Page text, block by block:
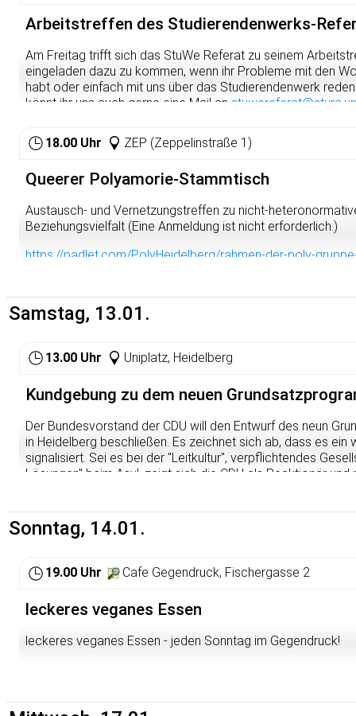
Arbeitstreffen des Studierendenwerks-
Am Freitag trifft sich das StuWe Referat zu seinem
eingeladen dazu zu kommen, wenn ihr Probleme mit den
habt oder einfach mit uns über das Studierendenwerk
könnt ihr uns auch gerne eine Mail an
strukturen/referate/studierendenwerk/
ausfüllen.
18.00 Uhr ZEP (Zeppelinstraße 1)
Queerer Polyamorie-Stammtisch
Austausch- und Vernetzungstreffen zu nicht-
Beziehungsvielfalt (Eine Anmeldung ist nicht erforderlich.)
https://padlet.com/PolyHeidelberg/rahmen-der-poly-
Samstag, 13.01.
13.00 Uhr Uniplatz, Heidelberg
Kundgebung zu dem neuen
Der Bundesvorstand der CDU will den Entwurf des neun
in Heidelberg beschließen. Es zeichnet sich ab, dass es
signalisiert. Sei es bei der "Leitkultur", verpflichtendes
Lösungen" beim Asyl, zeigt sich die CDU als Reaktionär
Bourgeoisie zu machen und laden euch gerne dazu ein.
Sonntag, 14.01.
19.00 Uhr Cafe Gegendruck, Fischergasse 2
leckeres veganes Essen
leckeres veganes Essen - jeden Sonntag im Gegendruck!